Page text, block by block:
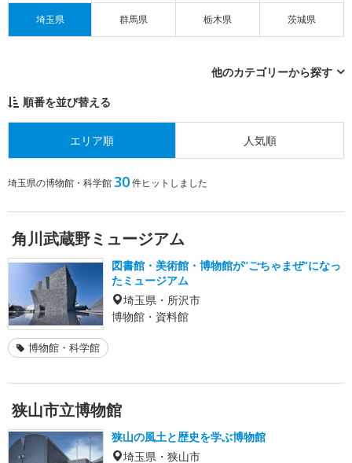
埼玉県 群馬県 栃木県 茨城県
他のカテゴリーから探す
順番を並び替える
エリア順 人気順
埼玉県の博物館・科学館 30件ヒットしました
角川武蔵野ミュージアム
図書館・美術館・博物館が“ごちゃまぜ”になっ
たミュージアム
埼玉県・所沢市
博物館・資料館
博物館・科学館
狭山市立博物館
狭山の風土と歴史を学ぶ博物館
埼玉県・狭山市